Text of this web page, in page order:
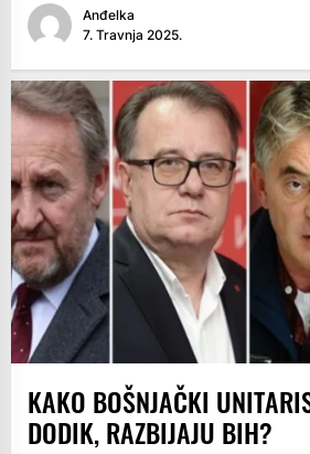
Anđelka
7. Travnja 2025.
KAKO BOŠNJAČKI
DODIK, RAZBIJAJU BIH?